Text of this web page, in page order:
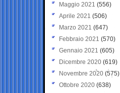
Maggio 2021 (556)
Aprile 2021 (506)
Marzo 2021 (647)
Febbraio 2021 (570)
Gennaio 2021 (605)
Dicembre 2020 (619)
Novembre 2020 (575)
Ottobre 2020 (638)